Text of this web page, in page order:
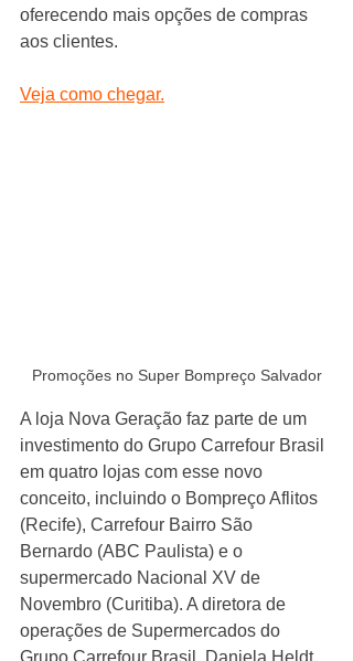
oferecendo mais opções de compras
aos clientes.
Veja como chegar.
Promoções no Super Bompreço Salvador
A loja Nova Geração faz parte de um
investimento do Grupo Carrefour Brasil
em quatro lojas com esse novo
conceito, incluindo o Bompreço Aflitos
(Recife), Carrefour Bairro São
Bernardo (ABC Paulista) e o
supermercado Nacional XV de
Novembro (Curitiba). A diretora de
operações de Supermercados do
Grupo Carrefour Brasil, Daniela Heldt,